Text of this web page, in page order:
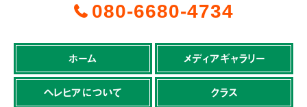
080-6680-4734
ホーム メディアギャラリー
ヘレヒアについて クラス